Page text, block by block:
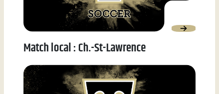
Match local : Ch.-St-Lawrence